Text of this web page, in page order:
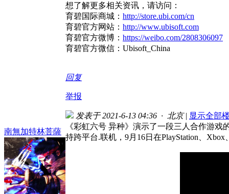
想了解更多相关资讯，请访问：
育碧国际商城： http://store.ubi.com/cn
育碧官方网站： http://www.ubisoft.com
育碧官方微博： https://weibo.com/2808306097
育碧官方微信：Ubisoft_China
回复
举报
南無加特林菩薩
发表于 2021-6-13 04:36 · 北京 | 显示全部
《彩虹六号 异种》演示了一段三人合作游
持跨平台.联机，9月16日在PlayStation、Xbox